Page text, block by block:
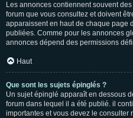
Les annonces contiennent souvent
forum que vous consultez et doivent
apparaissent en haut de chaque page
publiées. Comme pour les annonces
annonces dépend des permissions
Haut
Que sont les sujets épinglés ?
Un sujet épinglé apparaît en dessous
forum dans lequel il a été publié. il
importantes et vous devez le consulter